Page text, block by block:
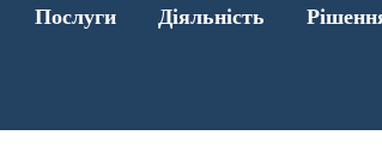
Послуги Діяльність